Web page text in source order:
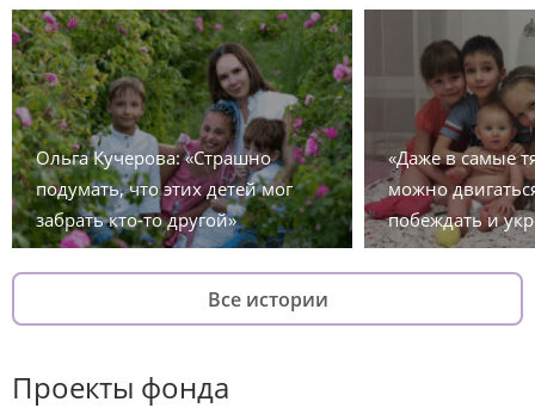
Ольга Кучерова: «Страшно
подумать, что этих детей мог
забрать кто-то другой»
«Даже в самые
можно
побеждать и
Все истории
Проекты фонда